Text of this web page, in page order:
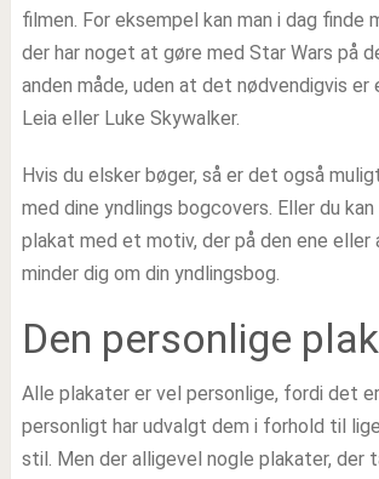
filmen. For eksempel kan man i dag finde
der har noget at gøre med Star Wars på
anden måde, uden at det nødvendigvis
Leia eller Luke Skywalker.
Hvis du elsker bøger, så er det også
med dine yndlings bogcovers. Eller du
plakat med et motiv, der på den ene eller
minder dig om din yndlingsbog.
Den personlige
Alle plakater er vel personlige, fordi det
personligt har udvalgt dem i forhold til
stil. Men der alligevel nogle plakater, der